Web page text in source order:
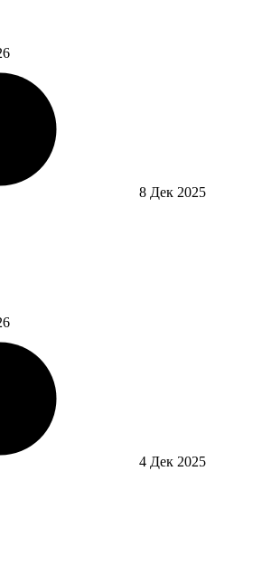
8 Дек 2025
4 Дек 2025